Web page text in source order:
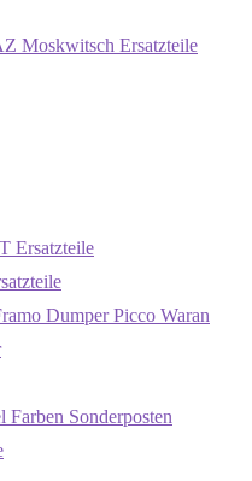
Moskwitsch Ersatzteile
Ersatzteile
Dumper Picco Waran
Farben Sonderposten